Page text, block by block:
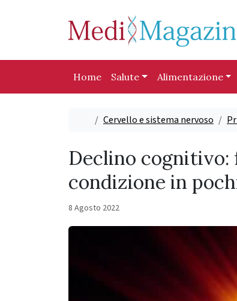
Home Salute Alimentazione
Home
Cervello e sistema nervoso
Declino cognitivo:
condizione in
8 Agosto 2022